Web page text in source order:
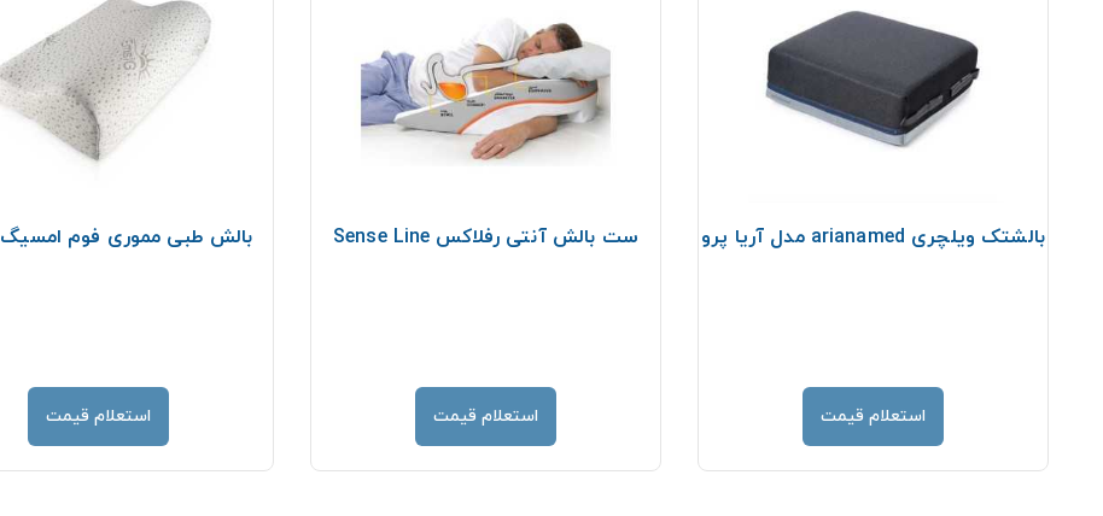
بالشتک ویلچری arianamed مدل آریا پرو
استعلام قیمت
ست بالش آنتی رفلاکس Sense Line
استعلام قیمت
بالش طبی مموری فوم امسیگ PL102
استعلام قیمت